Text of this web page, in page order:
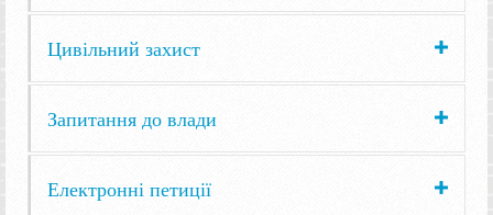
Цивільний захист
Запитання до влади
Електронні петиції